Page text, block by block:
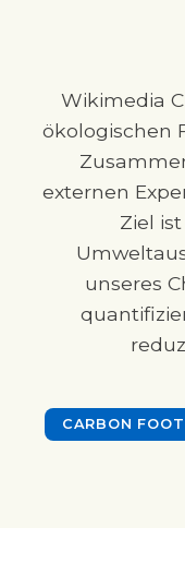
Wikimedia
ökologischen
externen
Ziel
unseres
CARBON